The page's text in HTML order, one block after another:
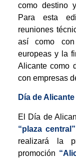
como destino
Para esta
reuniones
así como con
europeas y la
Alicante como
con empresas
Día de Alicante
El Día de
“plaza
realizará la
promoción